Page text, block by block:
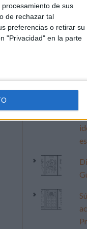
de sus
de rechazar tal
preferencias o retirar su
"Privacidad" en la parte
LO MÁS